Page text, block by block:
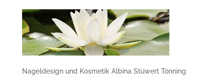
Nageldesign und Kosmetik Albina Stüwert Tönning